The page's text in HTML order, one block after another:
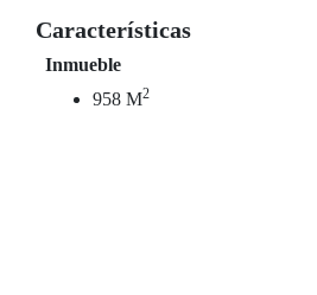
Características
Inmueble
958 M2